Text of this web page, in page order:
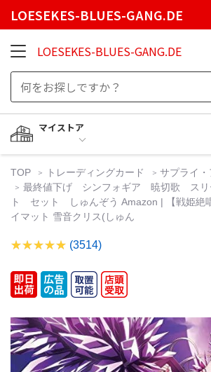
LOESEKES-BLUES-GANG.DE
LOESEKES-BLUES-GANG.DE
マイストア
TOP トレーディングカード
サプライ
最終値下げ シンフォギア 暁切歌 スリ
ト セット しゅんぞう Amazon | 【戦姫絶
イマット 雪音クリス(しゅん
(3514)